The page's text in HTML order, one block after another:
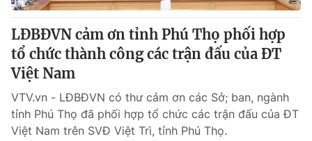
LĐBĐVN cảm ơn tỉnh Phú Thọ phối hợp
tổ chức thành công các trận đấu của ĐT
Việt Nam
VTV.vn - LĐBĐVN có thư cảm ơn các Sở; ban, ngành
tỉnh Phú Thọ đã phối hợp tổ chức các trận đấu của ĐT
Việt Nam trên SVĐ Việt Trì, tỉnh Phú Thọ.